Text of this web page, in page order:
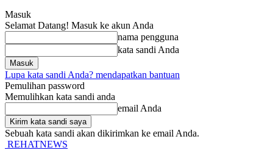
Masuk
Selamat Datang! Masuk ke akun Anda
nama pengguna
kata sandi Anda
Lupa kata sandi Anda? mendapatkan bantuan
Pemulihan password
Memulihkan kata sandi anda
email Anda
Sebuah kata sandi akan dikirimkan ke email Anda.
REHATNEWS